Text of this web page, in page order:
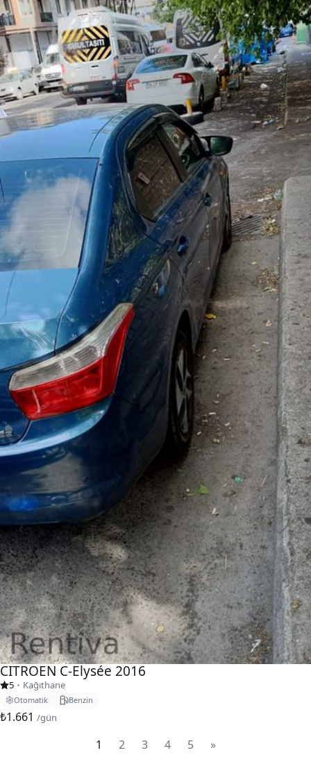
CITROEN C-Elysée 2016
5 • Kağıthane
Otomatik Benzin
₺1.661 /gün
1 2 3 4 5
»